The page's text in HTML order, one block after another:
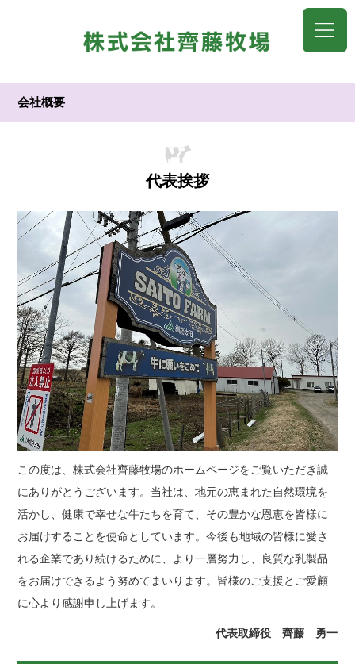
会社概要
代表挨拶
この度は、株式会社齊藤牧場のホームページをご覧いただき誠
にありがとうございます。当社は、地元の恵まれた自然環境を
活かし、健康で幸せな牛たちを育て、その豊かな恩恵を皆様に
お届けすることを使命としています。今後も地域の皆様に愛さ
れる企業であり続けるために、より一層努力し、良質な乳製品
をお届けできるよう努めてまいります。皆様のご支援とご愛顧
に心より感謝申し上げます。
代表取締役 齊藤 勇一